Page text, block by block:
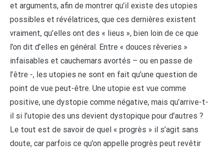
et arguments, afin de montrer qu’il existe des utopies
possibles et révélatrices, que ces dernières existent
vraiment, qu’elles ont des « lieus », bien loin de ce que
l’on dit d’elles en général. Entre « douces rêveries »
infaisables et cauchemars avortés – ou en passe de
l’être -, les utopies ne sont en fait qu’une question de
point de vue peut-être. Une utopie est vue comme
positive, une dystopie comme négative, mais qu’arrive-t-
il si l’utopie des uns devient dystopique pour d’autres ?
Le tout est de savoir de quel « progrès » il s’agit sans
doute, car parfois ce qu’on appelle progrès peut revêtir